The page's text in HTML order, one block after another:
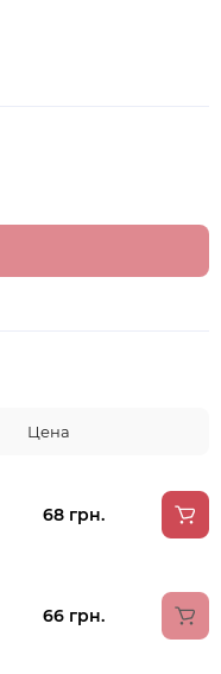
Цена
68 грн.
66 грн.